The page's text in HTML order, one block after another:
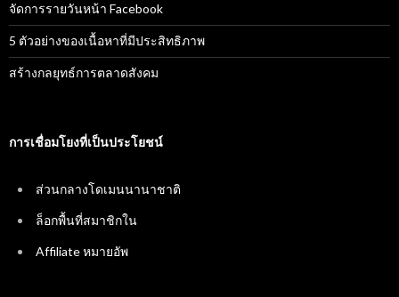
จัดการรายวันหน้า Facebook
5 ตัวอย่างของเนื้อหาที่มีประสิทธิภาพ
สร้างกลยุทธ์การตลาดสังคม
การเชื่อมโยงที่เป็นประโยชน์
ส่วนกลางโดเมนนานาชาติ
ล็อกพื้นที่สมาชิกใน
Affiliate หมายอัพ